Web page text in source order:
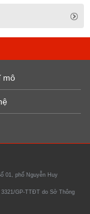
mô
01, phố Nguyễn Huy
GP-TTĐT do Sở Thông